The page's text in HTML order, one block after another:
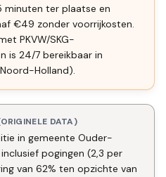
minuten ter plaatse en
€49 zonder voorrijkosten.
PKVW/SKG-
is 24/7 bereikbaar in
Holland).
DATA)
in gemeente Ouder-
pogingen (2,3 per
van 62% ten opzichte van